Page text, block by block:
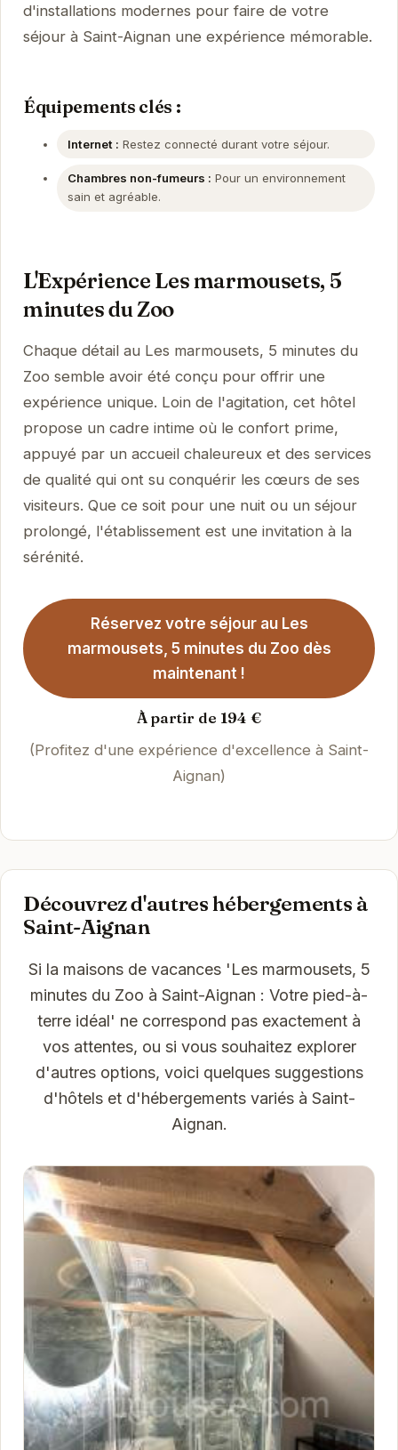
d'installations modernes pour faire de votre
séjour à Saint-Aignan une expérience mémorable.
Équipements clés :
Internet : Restez connecté durant votre séjour.
Chambres non-fumeurs : Pour un environnement
sain et agréable.
L'Expérience Les marmousets, 5
minutes du Zoo
Chaque détail au Les marmousets, 5 minutes du
Zoo semble avoir été conçu pour offrir une
expérience unique. Loin de l'agitation, cet hôtel
propose un cadre intime où le confort prime,
appuyé par un accueil chaleureux et des services
de qualité qui ont su conquérir les cœurs de ses
visiteurs. Que ce soit pour une nuit ou un séjour
prolongé, l'établissement est une invitation à la
sérénité.
Réservez votre séjour au Les
marmousets, 5 minutes du Zoo dès
maintenant !
À partir de 194 €
(Profitez d'une expérience d'excellence à Saint-
Aignan)
Découvrez d'autres hébergements à
Saint-Aignan
Si la maisons de vacances 'Les marmousets, 5
minutes du Zoo à Saint-Aignan : Votre pied-à-
terre idéal' ne correspond pas exactement à
vos attentes, ou si vous souhaitez explorer
d'autres options, voici quelques suggestions
d'hôtels et d'hébergements variés à Saint-
Aignan.